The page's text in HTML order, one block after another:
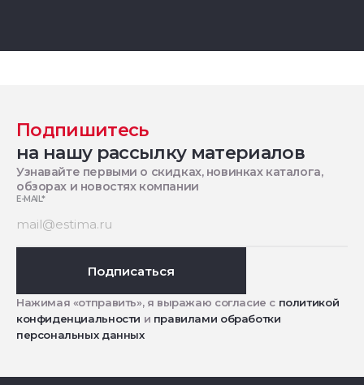
Подпишитесь
на нашу рассылку материалов
Узнавайте первыми о скидках, новинках каталога,
обзорах и новостях компании
E-MAIL*
Подписаться
Нажимая «отправить», я выражаю согласие с политикой
конфиденциальности и правилами обработки
персональных данных